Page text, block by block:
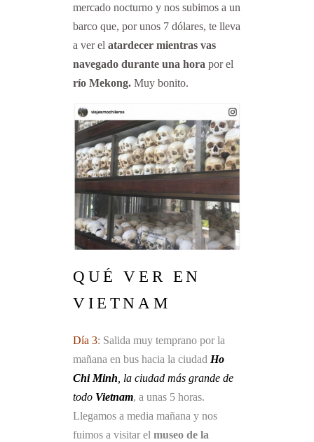
mercado nocturno y nos subimos a un
barco que, por unos 7 dólares, te lleva
a ver el atardecer mientras vas
navegado durante una hora por el
río Mekong. Muy bonito.
QUÉ VER EN
VIETNAM
Día 3: Salida muy temprano por la
mañana en bus hacia la ciudad Ho
Chi Minh ​, la ciudad más grande de
todo Vietnam, a unas 5 horas.
Llegamos a media mañana y nos
fuimos a visitar el museo de la